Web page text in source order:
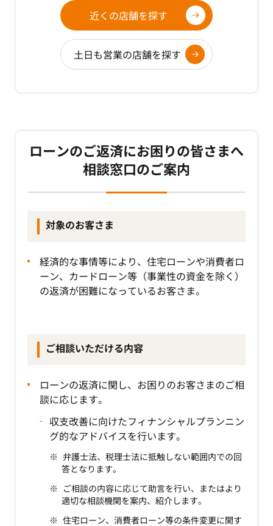
近くの店舗を探す
土日も営業の店舗を探す
ローンのご返済にお困りの皆さまへ
相談窓口のご案内
対象のお客さま
経済的な事情等により、住宅ローンや消費者ロ
ーン、カードローン等（事業性の資金を除く）
の返済が困難になっているお客さま。
ご相談いただける内容
ローンの返済に関し、お困りのお客さまのご相
談に応じます。
収支改善に向けたフィナンシャルプランニン
グ的なアドバイスを行います。
弁護士法、税理士法に抵触しない範囲内での回
答となります。
ご相談の内容に応じて助言を行い、またはより
適切な相談機関を案内、紹介します。
住宅ローン、消費者ローン等の条件変更に関す